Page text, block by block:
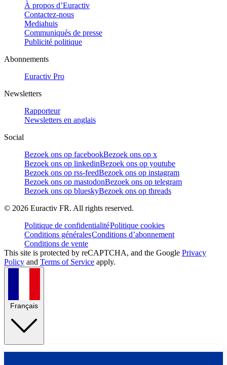
À propos d’Euractiv
Contactez-nous
Mediahuis
Communiqués de presse
Publicité politique
Abonnements
Euractiv Pro
Newsletters
Rapporteur
Newsletters en anglais
Social
Bezoek ons op facebookBezoek ons op x
Bezoek ons op linkedinBezoek ons op youtube
Bezoek ons op rss-feedBezoek ons op instagram
Bezoek ons op mastodonBezoek ons op telegram
Bezoek ons op blueskyBezoek ons op threads
© 2026 Euractiv FR. All rights reserved.
Politique de confidentialitéPolitique cookies
Conditions généralesConditions d’abonnement
Conditions de vente
This site is protected by reCAPTCHA, and the Google Privacy
Policy and Terms of Service apply.
Français